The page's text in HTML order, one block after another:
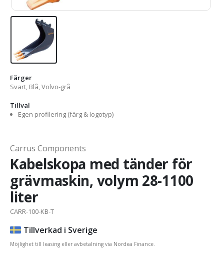
Färger
Svart, Blå, Volvo-grå
Tillval
Egen profilering (färg & logotyp)
Carrus Components
Kabelskopa med tänder för
grävmaskin, volym 28-1100
liter
CARR-100-KB-T
Tillverkad i Sverige
Möjlighet till leasing eller avbetalning via Nordea Finance.